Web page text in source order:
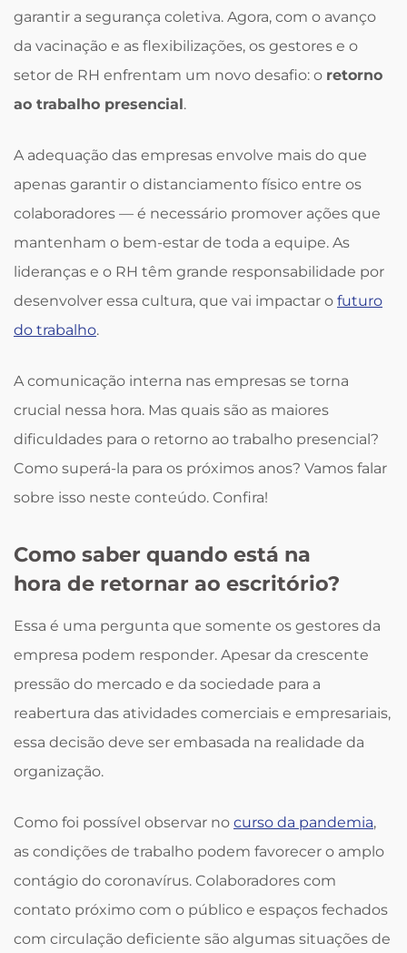
garantir a segurança coletiva. Agora, com o avanço
da vacinação e as flexibilizações, os gestores e o
setor de RH enfrentam um novo desafio: o retorno
ao trabalho presencial .
A adequação das empresas envolve mais do que
apenas garantir o distanciamento físico entre os
colaboradores — é necessário promover ações que
mantenham o bem-estar de toda a equipe. As
lideranças e o RH têm grande responsabilidade por
desenvolver essa cultura, que vai impactar o futuro
do trabalho.
A comunicação interna nas empresas se torna
crucial nessa hora. Mas quais são as maiores
dificuldades para o retorno ao trabalho presencial?
Como superá-la para os próximos anos? Vamos falar
sobre isso neste conteúdo. Confira!
Como saber quando está na
hora de retornar ao escritório?
Essa é uma pergunta que somente os gestores da
empresa podem responder. Apesar da crescente
pressão do mercado e da sociedade para a
reabertura das atividades comerciais e empresariais,
essa decisão deve ser embasada na realidade da
organização.
Como foi possível observar no curso da pandemia,
as condições de trabalho podem favorecer o amplo
contágio do coronavírus. Colaboradores com
contato próximo com o público e espaços fechados
com circulação deficiente são algumas situações de